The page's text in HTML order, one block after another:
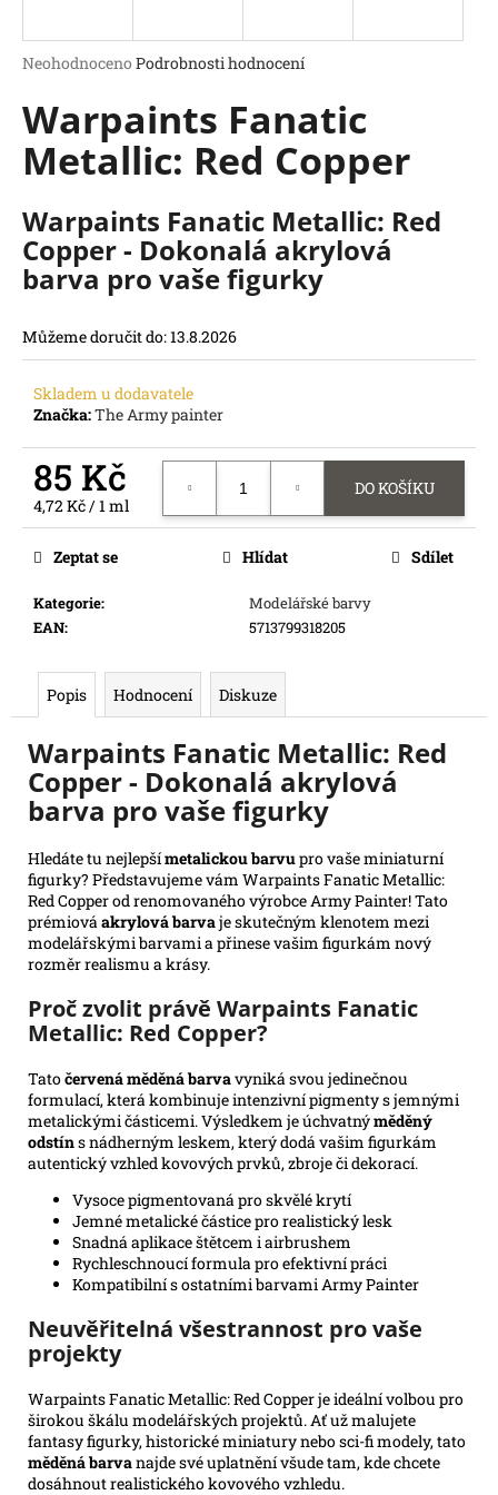
Průměrné
produktu
je
0,0
hvězdiček.
Neohodnoceno Podrobnosti hodnocení
Warpaints Fanatic
Metallic: Red Copper
Warpaints Fanatic Metallic: Red
Copper - Dokonalá akrylová
barva pro vaše figurky
Můžeme doručit do:13.8.2026
Skladem u dodavatele
Značka:The Army painter
85 Kč
Měrná
cena:
4,72 Kč / 1 ml
DO KOŠÍKU
Kategorie:
Modelářské barvy
EAN: 5713799318205
Zeptat se Hlídat Sdílet
Popis Hodnocení Diskuze
Warpaints Fanatic Metallic: Red
Copper - Dokonalá akrylová
barva pro vaše figurky
Hledáte tu nejlepšímetalickou barvupro vaše miniaturní
figurky? Představujeme vám Warpaints Fanatic Metallic:
Red Copper od renomovaného výrobce Army Painter! Tato
prémiováakrylová barvaje skutečným klenotem mezi
modelářskými barvami a přinese vašim figurkám nový
rozměr realismu a krásy.
Proč zvolit právě Warpaints Fanatic
Metallic: Red Copper?
Tatočervená měděná barvavyniká svou jedinečnou
formulací, která kombinuje intenzivní pigmenty s jemnými
metalickými částicemi. Výsledkem je úchvatnýměděný
odstíns nádherným leskem, který dodá vašim figurkám
autentický vzhled kovových prvků, zbroje či dekorací.
Vysoce pigmentovaná pro skvělé krytí
Jemné metalické částice pro realistický lesk
Snadná aplikace štětcem i airbrushem
Rychleschnoucí formula pro efektivní práci
Kompatibilní s ostatními barvami Army Painter
Neuvěřitelná všestrannost pro vaše
projekty
Warpaints Fanatic Metallic: Red Copper je ideální volbou pro
širokou škálu modelářských projektů. Ať už malujete
fantasy figurky, historické miniatury nebo sci-fi modely, tato
měděná barvanajde své uplatnění všude tam, kde chcete
dosáhnout realistického kovového vzhledu.
j
t
?
HLEDAT
D
p
o
u
č
u
e
e
ONE
CG:
IB07
ILLUSTRATION
BOX
899
Kč